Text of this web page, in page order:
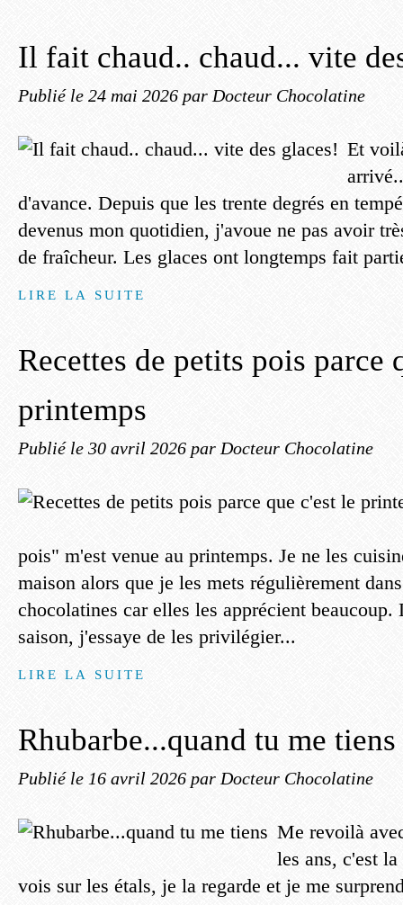
Il fait chaud.. chaud... vite
Publié le 24 mai 2026 par Docteur Chocolatine
Et
d'avance. Depuis que les trente degrés en
devenus mon quotidien, j'avoue ne pas avoir
de fraîcheur. Les glaces ont longtemps fait
LIRE LA SUITE
Recettes de petits pois parce
printemps
Publié le 30 avril 2026 par Docteur Chocolatine
pois" m'est venue au printemps. Je ne les
maison alors que je les mets régulièrement
chocolatines car elles les apprécient beaucoup.
saison, j'essaye de les privilégier...
LIRE LA SUITE
Rhubarbe...quand tu me tiens
Publié le 16 avril 2026 par Docteur Chocolatine
Me revoilà
les ans, c'est
vois sur les étals, je la regarde et je me